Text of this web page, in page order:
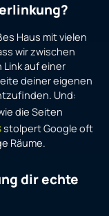
Haus mit vielen
wir zwischen
Link auf einer
deiner eigenen
Und:
die Seiten
stolpert Google oft
Räume.
dir echte